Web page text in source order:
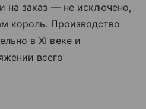
на заказ — не исключено,
король. Производство
в XI веке и
всего